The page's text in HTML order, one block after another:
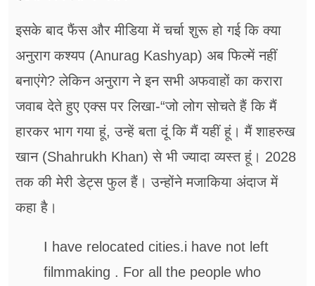
इसके बाद फैंस और मीडिया में चर्चा शुरू हो गई कि क्या
अनुराग कश्यप (Anurag Kashyap) अब फिल्में नहीं
बनाएंगे? लेकिन अनुराग ने इन सभी अफवाहों का करारा
जवाब देते हुए एक्स पर लिखा-“जो लोग सोचते हैं कि मैं
हारकर भाग गया हूं, उन्हें बता दूं कि मैं यहीं हूं। मैं शाहरुख
खान (Shahrukh Khan) से भी ज्यादा व्यस्त हूं। 2028
तक की मेरी डेट्स फुल हैं। उन्होंने मजाकिया अंदाज में
कहा है।
I have relocated cities.i have not left
filmmaking . For all the people who